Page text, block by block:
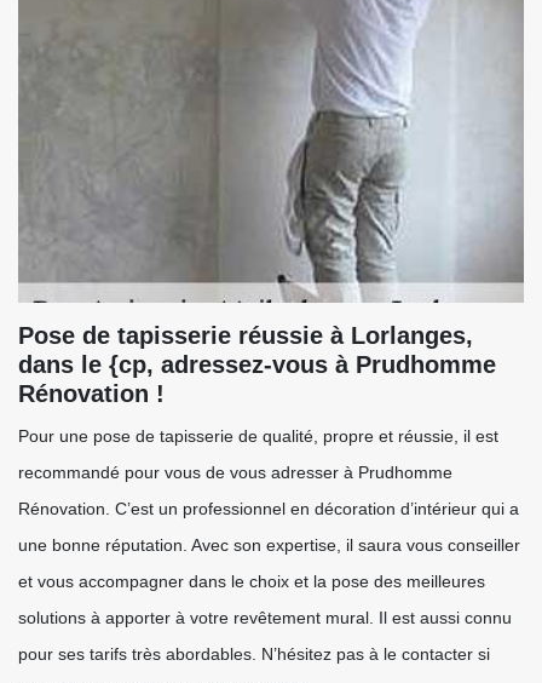
Pose de tapisserie réussie à Lorlanges,
dans le {cp, adressez-vous à Prudhomme
Rénovation !
Pour une pose de tapisserie de qualité, propre et réussie, il est
recommandé pour vous de vous adresser à Prudhomme
Rénovation. C’est un professionnel en décoration d’intérieur qui a
une bonne réputation. Avec son expertise, il saura vous conseiller
et vous accompagner dans le choix et la pose des meilleures
solutions à apporter à votre revêtement mural. Il est aussi connu
pour ses tarifs très abordables. N’hésitez pas à le contacter si